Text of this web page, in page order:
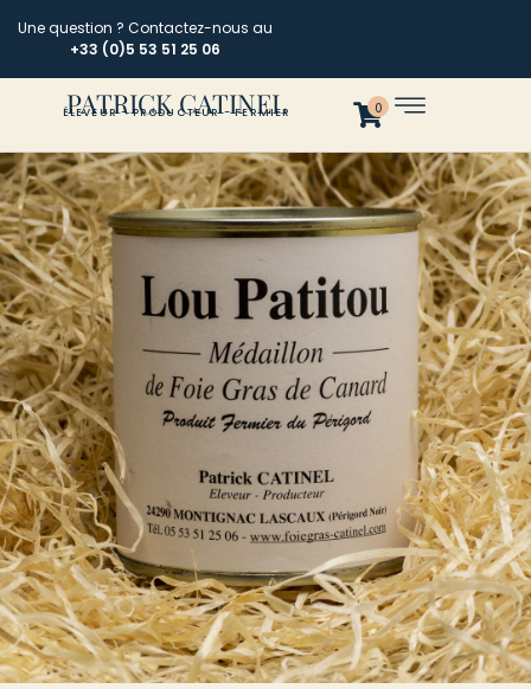
Une question ? Contactez-nous au
+33 (0)5 53 51 25 06
PATRICK CATINEL
ÉLEVEUR - PRODUCTEUR - FERMIER 0